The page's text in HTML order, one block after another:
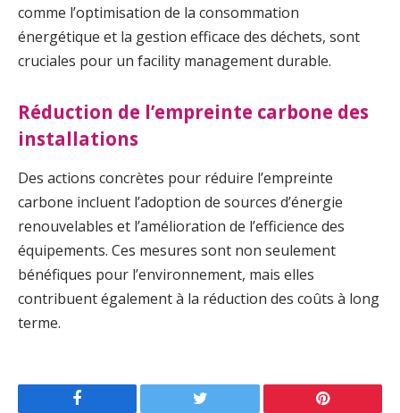
comme l’optimisation de la consommation
énergétique et la gestion efficace des déchets, sont
cruciales pour un facility management durable.
Réduction de l’empreinte carbone des
installations
Des actions concrètes pour réduire l’empreinte
carbone incluent l’adoption de sources d’énergie
renouvelables et l’amélioration de l’efficience des
équipements. Ces mesures sont non seulement
bénéfiques pour l’environnement, mais elles
contribuent également à la réduction des coûts à long
terme.